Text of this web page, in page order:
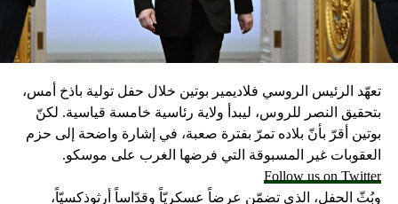
تعهّد الرئيس الروسي فلاديمير بوتين خلال حفل تولية باذخ أمس،
بتحقيق النصر للروس، ليبدأ ولاية رئاسية خامسة قياسية. لكنّ
بوتين أقرّ بأنّ بلاده تمرّ بفترة صعبة، في إشارة واضحة إلى حزم
العقوبات غير المسبوقة التي فرضها الغرب على موسكو.
Follow us on Twitter
وبُثّ الحفل، الذي تضمّن عرضاً عسكريّاً وقدّاساً أرثوذكسيّاً،